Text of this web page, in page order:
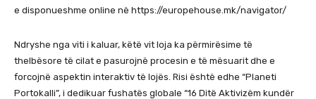
e disponueshme online në https://europehouse.mk/navigator/
Ndryshe nga viti i kaluar, këtë vit loja ka përmirësime të
thelbësore të cilat e pasurojnë procesin e të mësuarit dhe e
forcojnë aspektin interaktiv të lojës. Risi është edhe “Planeti
Portokalli”, i dedikuar fushatës globale “16 Ditë Aktivizëm kundër